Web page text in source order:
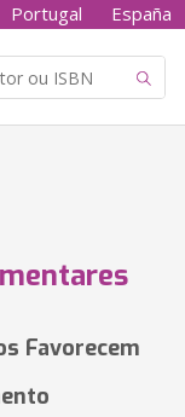
Portugal España
Favorecem